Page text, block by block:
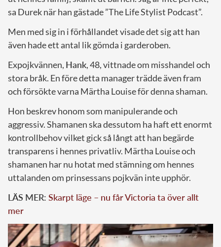
sa Durek när han gästade ”The Life Stylist Podcast”.
Men med sig in i förhållandet visade det sig att han
även hade ett antal lik gömda i garderoben.
Expojkvännen, Hank, 48, vittnade om misshandel och
stora bråk. En före detta manager trädde även fram
och försökte varna Märtha Louise för denna shaman.
Hon beskrev honom som manipulerande och
aggressiv. Shamanen ska dessutom ha haft ett enormt
kontrollbehov vilket gick så långt att han begärde
transparens i hennes privatliv. Märtha Louise och
shamanen har nu hotat med stämning om hennes
uttalanden om prinsessans pojkvän inte upphör.
LÄS MER: Skarpt läge – nu får Victoria ta över allt
mer